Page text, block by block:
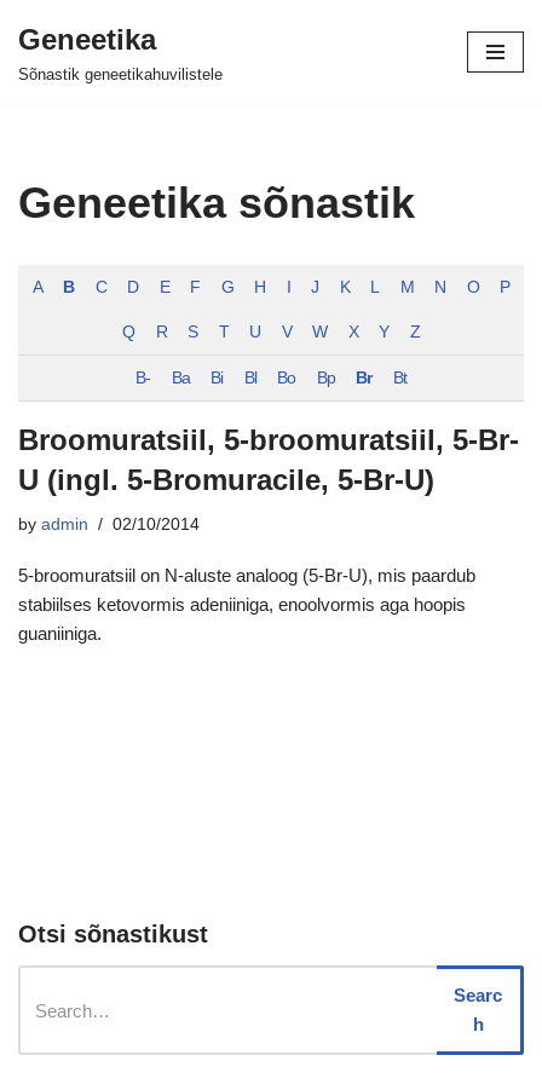
Skip
Geneetika
Sõnastik geneetikahuvilistele
Geneetika sõnastik
A B C D E F G H J K L M N O P
Q R S T U V W X Y Z
B- Ba Bi Bl Bo Bp Br Bt
Broomuratsiil, 5-broomuratsiil, 5-Br-
U (ingl. 5-Bromuracile, 5-Br-U)
by admin 02/10/2014
5-broomuratsiil on N-aluste analoog (5-Br-U), mis paardub
stabiilses ketovormis adeniiniga, enoolvormis aga hoopis
guaniiniga.
Otsi sõnastikust
Searc
h